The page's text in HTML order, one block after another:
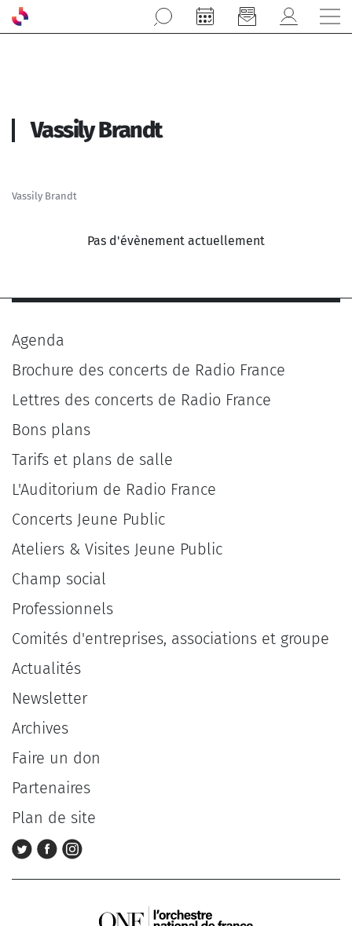
Aller au contenu principal
Vassily Brandt
Vassily Brandt
Pas d'évènement actuellement
Agenda
Brochure des concerts de Radio France
Lettres des concerts de Radio France
Bons plans
Tarifs et plans de salle
L'Auditorium de Radio France
Concerts Jeune Public
Ateliers & Visites Jeune Public
Champ social
Professionnels
Comités d'entreprises, associations et groupe
Actualités
Newsletter
Archives
Faire un don
Partenaires
Plan de site